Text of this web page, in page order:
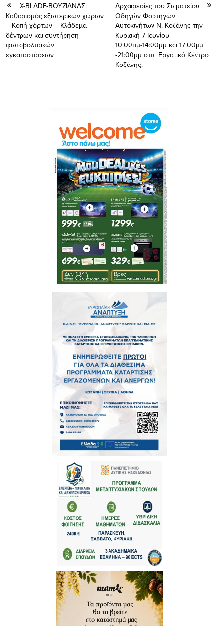
X-BLADE-ΒΟΥΖΙΑΝΑΣ:
Kαθαρισμός εξωτερικών χώρων
– Κοπή χόρτων – Κλάδεμα
δέντρων και συντήρηση
φωτοβολταϊκών
εγκαταστάσεων
Αρχαιρεσίες του Σωματείου
Οδηγών Φορτηγών
Αυτοκινήτων Ν. Κοζάνης την
Κυριακή 7 Ιουνίου
10:00πμ-14:00μμ και 17:00μμ
-21:00μμ στο Εργατικό Κέντρο
Κοζάνης.